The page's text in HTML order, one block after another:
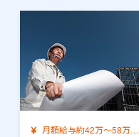
月額給与約42万～58万